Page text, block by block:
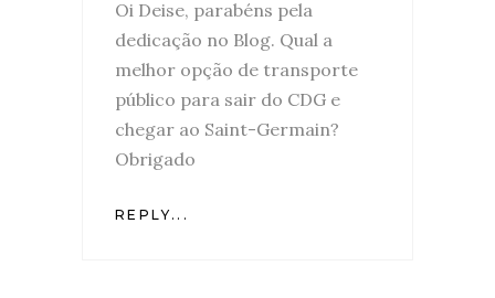
Oi Deise, parabéns pela
dedicação no Blog. Qual a
melhor opção de transporte
público para sair do CDG e
chegar ao Saint-Germain?
Obrigado
REPLY...